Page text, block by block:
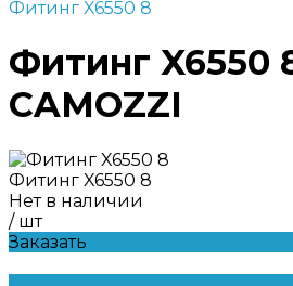
Фитинг X6550 8
Фитинг X6550
CAMOZZI
Фитинг X6550 8
Нет в наличии
/ шт
Заказать